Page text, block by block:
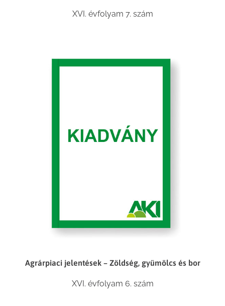
XVI. évfolyam 7. szám
Agrárpiaci jelentések – Zöldség, gyümölcs és bor
XVI. évfolyam 6. szám